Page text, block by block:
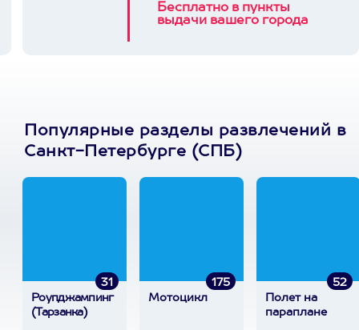
Бесплатно в пункты
выдачи вашего города
Популярные разделы развлечений в
Санкт-Петербурге (СПБ)
31
Роупджампинг
(Тарзанка)
175
Мотоцикл
52
Полет на
параплане